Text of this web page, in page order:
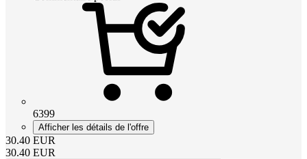
6399
Afficher les détails de l'offre
30.40 EUR
30.40 EUR